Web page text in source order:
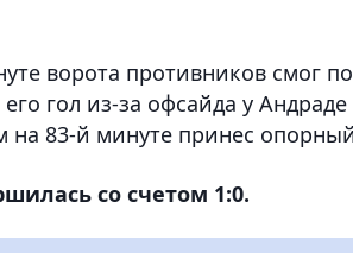
ворота противников смог
гол из-за офсайда у
на 83-й минуте принес
со счетом 1:0.